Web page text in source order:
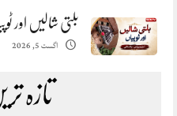
بلتی شالیں اور
اگست 5, 2026
تازہ